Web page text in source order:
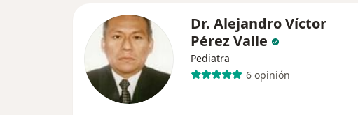
Dr. Alejandro Víctor
Pérez Valle
Pediatra
6 opinión